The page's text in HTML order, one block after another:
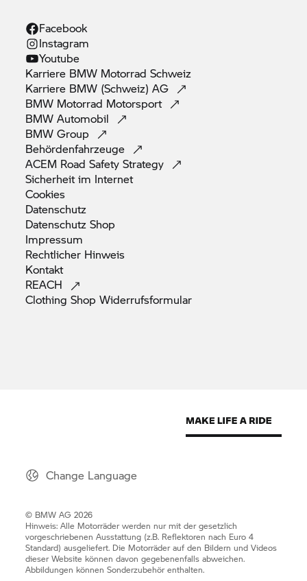
Facebook
Instagram
Youtube
Karriere BMW Motorrad Schweiz
Karriere BMW (Schweiz)AG
BMW Motorrad Motorsport
BMWAutomobil
BMWGroup
Behördenfahrzeuge
ACEM Road SafetyStrategy
Sicherheit im Internet
Cookies
Datenschutz
DatenschutzShop
Impressum
Rechtlicher Hinweis
Kontakt
REACH
Clothing ShopWiderrufsformular
Change Language
© BMW AG 2026
Hinweis: Alle Motorräder werden nur mit der gesetzlich
vorgeschriebenen Ausstattung (z.B. Reflektoren nach Euro 4
Standard) ausgeliefert. Die Motorräder auf den Bildern und Videos
dieser Website können davon gegebenenfalls abweichen.
Abbildungen können Sonderzubehör enthalten.